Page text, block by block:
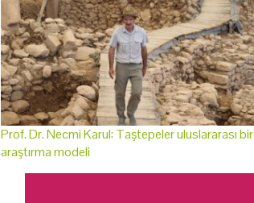
Prof. Dr. Necmi Karul: Taştepeler uluslararası bir
araştırma modeli